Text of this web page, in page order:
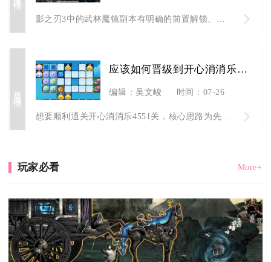
查看详情
应该如何晋级到开心消消乐4551关
编辑：吴文峻 时间：07-26
玩家必看 More+